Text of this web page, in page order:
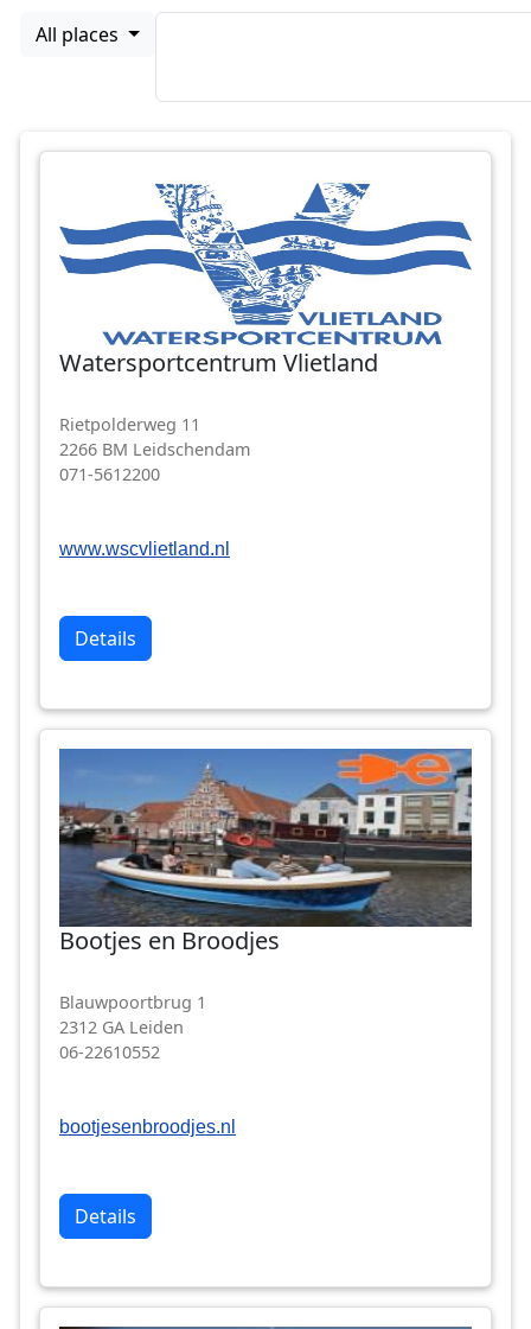
All places
Watersportcentrum Vlietland
Rietpolderweg 11
2266 BM Leidschendam
071-5612200
www.wscvlietland.nl
Details
Bootjes en Broodjes
Blauwpoortbrug 1
2312 GA Leiden
06-22610552
bootjesenbroodjes.nl
Details